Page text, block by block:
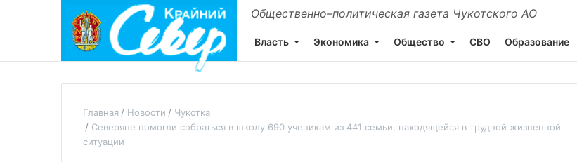
Общественно–политическая газета Чукотского АО
Власть Экономика Общество СВО Образование
Главная Новости
Чукотка
Северяне помогли собраться в школу 690 ученикам из 441 семьи, находящейся в трудной жизненной
ситуации